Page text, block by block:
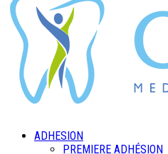
ADHESION
PREMIERE ADHÉSION